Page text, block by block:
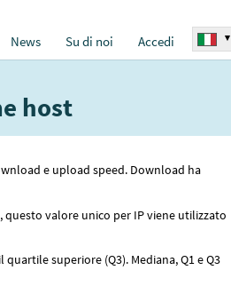
News Su di noi Accedi ▾
host
e upload speed. Download ha
questo valore unico per IP viene utilizzato
superiore (Q3). Mediana, Q1 e Q3